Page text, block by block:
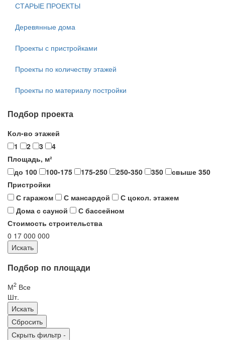
СТАРЫЕ ПРОЕКТЫ
Деревянные дома
Проекты с пристройками
Проекты по количеству этажей
Проекты по материалу постройки
Подбор проекта
Кол-во этажей
1
2 3
4
Площадь, м²
до 100
100-175 175-250 250-350 350
свыше 350
Пристройки
С гаражом
С мансардой
С цокол. этажем
Дома с сауной
С бассейном
Стоимость строительства
0 17 000 000
Подбор по площади
М2 Все
Шт.
Скрыть фильтр -